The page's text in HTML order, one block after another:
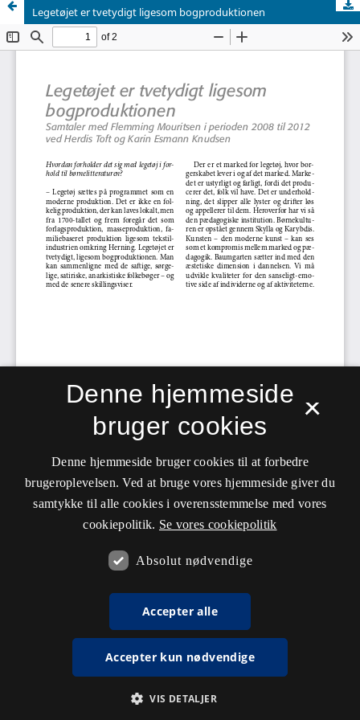
Legetøjet er tvetydigt ligesom bogproduktionen
×
Denne hjemmeside
bruger cookies
Denne hjemmeside bruger cookies til at forbedre
brugeroplevelsen. Ved at bruge vores hjemmeside giver du
samtykke til alle cookies i overensstemmelse med vores
cookiepolitik. Se vores cookiepolitik
Absolut nødvendige
Accepter alle
Accepter kun nødvendige
VIS DETALJER